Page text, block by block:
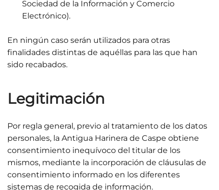
Sociedad de la Información y Comercio
Electrónico).
En ningún caso serán utilizados para otras
finalidades distintas de aquéllas para las que han
sido recabados.
Legitimación
Por regla general, previo al tratamiento de los datos
personales, la Antigua Harinera de Caspe obtiene
consentimiento inequívoco del titular de los
mismos, mediante la incorporación de cláusulas de
consentimiento informado en los diferentes
sistemas de recogida de información.